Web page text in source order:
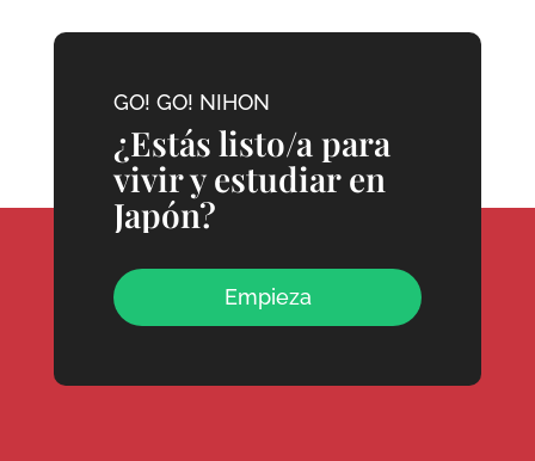
GO! GO! NIHON
¿Estás listo/a para
vivir y estudiar en
Japón?
Empieza